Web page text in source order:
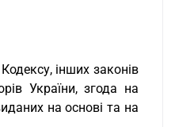
інших законів
України, згода на
на основі та на